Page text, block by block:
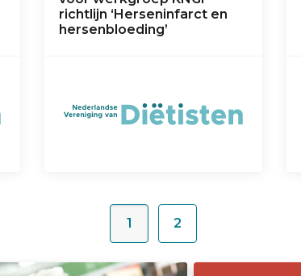
richtlijn ‘Herseninfarct en
hersenbloeding’
1 2